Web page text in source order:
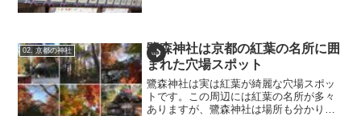
02. 京都の神社
鷺森神社は京都の紅葉の名所に囲
まれた穴場スポット
鷺森神社は実は紅葉が綺麗な穴場スポッ
トです。この周辺には紅葉の名所が多々
ありますが、鷺森神社は場所も分かりに